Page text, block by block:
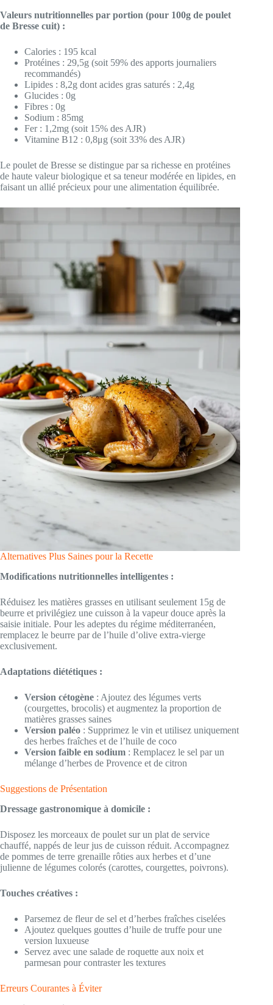
Valeurs nutritionnelles par portion (pour 100g de poulet
de Bresse cuit) :
Calories : 195 kcal
Protéines : 29,5g (soit 59% des apports journaliers
recommandés)
Lipides : 8,2g dont acides gras saturés : 2,4g
Glucides : 0g
Fibres : 0g
Sodium : 85mg
Fer : 1,2mg (soit 15% des AJR)
Vitamine B12 : 0,8μg (soit 33% des AJR)
Le poulet de Bresse se distingue par sa richesse en protéines
de haute valeur biologique et sa teneur modérée en lipides, en
faisant un allié précieux pour une alimentation équilibrée.
Alternatives Plus Saines pour la Recette
Modifications nutritionnelles intelligentes :
Réduisez les matières grasses en utilisant seulement 15g de
beurre et privilégiez une cuisson à la vapeur douce après la
saisie initiale. Pour les adeptes du régime méditerranéen,
remplacez le beurre par de l’huile d’olive extra-vierge
exclusivement.
Adaptations diététiques :
Version cétogène : Ajoutez des légumes verts
(courgettes, brocolis) et augmentez la proportion de
matières grasses saines
Version paléo : Supprimez le vin et utilisez uniquement
des herbes fraîches et de l’huile de coco
Version faible en sodium : Remplacez le sel par un
mélange d’herbes de Provence et de citron
Suggestions de Présentation
Dressage gastronomique à domicile :
Disposez les morceaux de poulet sur un plat de service
chauffé, nappés de leur jus de cuisson réduit. Accompagnez
de pommes de terre grenaille rôties aux herbes et d’une
julienne de légumes colorés (carottes, courgettes, poivrons).
Touches créatives :
Parsemez de fleur de sel et d’herbes fraîches ciselées
Ajoutez quelques gouttes d’huile de truffe pour une
version luxueuse
Servez avec une salade de roquette aux noix et
parmesan pour contraster les textures
Erreurs Courantes à Éviter